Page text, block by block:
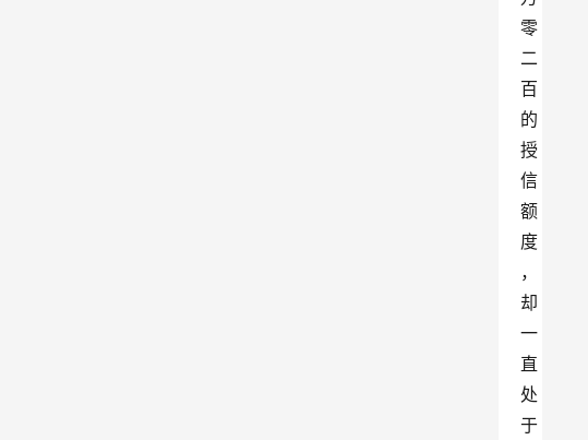
零
二
百
的
授
信
额
度
，
却
一
直
处
于